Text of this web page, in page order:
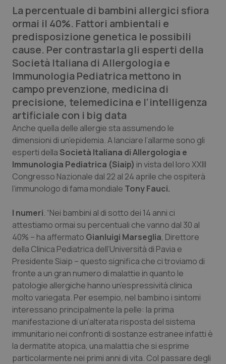
Studi e Analisi
Lettere al direttore
Edizioni Regionali
QS Pro
Professionisti Sanitari.AI
Abruzzo
Basilicata
Calabria
Campania
Emilia-Romagna
Friuli Venezia Giulia
Lazio
Liguria
Lombardia
QS Pro Gold
Artrite & artrosi
Asma & BPCO
Car-T
Colesterolo & coronaropatie
Dermatite Atopica
Diabete & glucometri
Disturbi dell’umore
Dolore
QS Club Newsletter
La percentuale di bambini allergici sfiora
ormai il 40%. Fattori ambientali e
predisposizione genetica le possibili
cause. Per contrastarla gli esperti della
Società Italiana di Allergologia e
Immunologia Pediatrica mettono in
campo prevenzione, medicina di
precisione, telemedicina e l’intelligenza
artificiale con i big data
Anche quella delle allergie sta assumendo le
dimensioni di un’epidemia. A lanciare l’allarme sono gli
esperti della Società Italiana di Allergologia e
Immunologia Pediatrica (Siaip) in vista del loro XXIII
Congresso Nazionale dal 22 al 24 aprile che ospiterà
l’immunologo di fama mondiale Tony Fauci.
I numeri. “Nei bambini al di sotto dei 14 anni ci
attestiamo ormai su percentuali che vanno dal 30 al
40% – ha affermato Gianluigi Marseglia, Direttore
della Clinica Pediatrica dell’Università di Pavia e
Presidente Siaip – questo significa che ci troviamo di
fronte a un gran numero di malattie in quanto le
patologie allergiche hanno un’espressività clinica
molto variegata. Per esempio, nel bambino i sintomi
interessano principalmente la pelle: la prima
manifestazione di un’alterata risposta del sistema
immunitario nei confronti di sostanze estranee infatti è
la dermatite atopica, una malattia che si esprime
particolarmente nei primi anni di vita. Col passare degli